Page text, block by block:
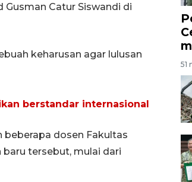
Gusman Catur Siswandi di
keharusan agar lulusan
berstandar internasional
beberapa dosen Fakultas
tersebut, mulai dari
51